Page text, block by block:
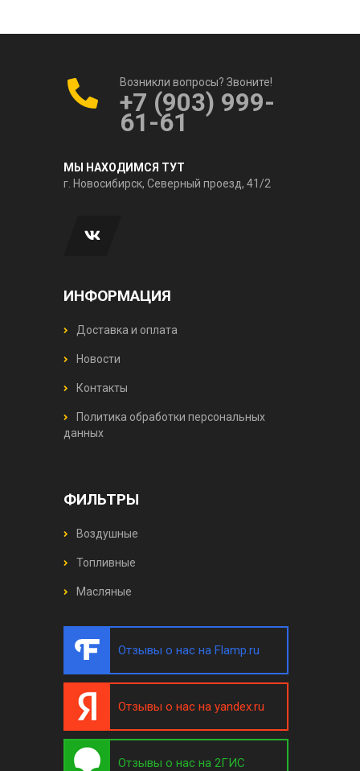
Возникли вопросы? Звоните!
+7 (903) 999-
61-61
МЫ НАХОДИМСЯ ТУТ
г. Новосибирск, Северный проезд, 41/2
ИНФОРМАЦИЯ
Доставка и оплата
Новости
Контакты
Политика обработки персональных
данных
ФИЛЬТРЫ
Воздушные
Топливные
Масляные
Отзывы о нас на Flamp.ru
Отзывы о нас на yandex.ru
Отзывы о нас на 2ГИС